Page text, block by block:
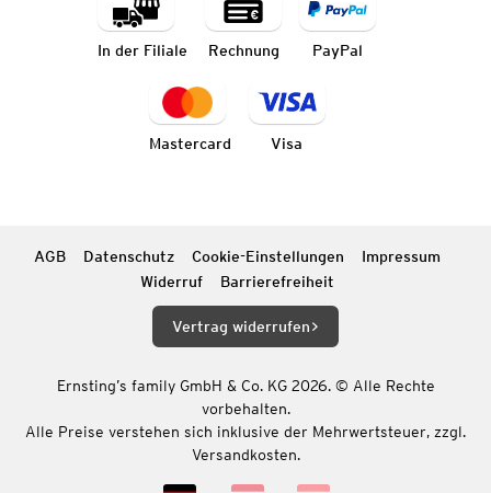
In der Filiale Rechnung PayPal
Mastercard Visa
AGB Datenschutz Cookie-Einstellungen
Impressum
Widerruf
Barrierefreiheit
Vertrag widerrufen
Ernsting’s family GmbH & Co. KG 2026. © Alle Rechte
vorbehalten.
Alle Preise verstehen sich inklusive der Mehrwertsteuer, zzgl.
Versandkosten.